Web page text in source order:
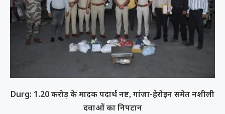
Durg: 1.20 करोड़ के मादक पदार्थ नष्ट, गांजा-हेरोइन समेत नशीली
दवाओं का निपटान